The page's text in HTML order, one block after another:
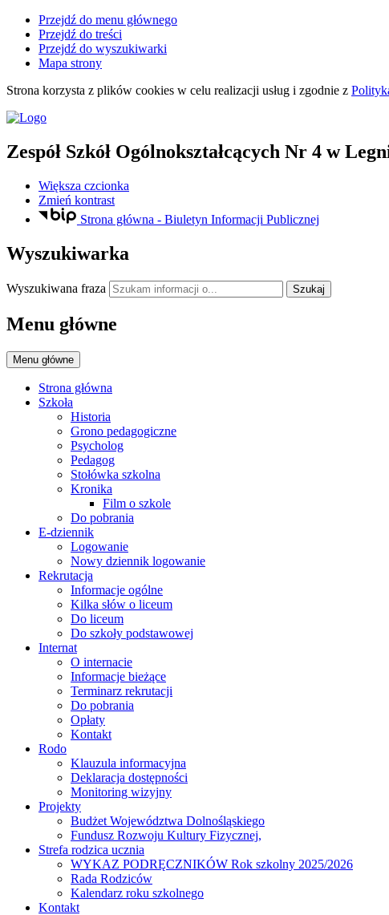
Przejdź do menu głównego
Przejdź do treści
Przejdź do wyszukiwarki
Mapa strony
Strona korzysta z plików cookies w celu realizacji usług i zgodnie z
Zespół Szkół Ogólnokształcących Nr 4 w
Większa czcionka
Zmień kontrast
Strona główna - Biuletyn Informacji Publicznej
Wyszukiwarka
Wyszukiwana fraza Szukaj
Menu główne
Menu główne
Strona główna
Szkoła
Historia
Grono pedagogiczne
Psycholog
Pedagog
Stołówka szkolna
Kronika
Film o szkole
Do pobrania
E-dziennik
Logowanie
Nowy dziennik logowanie
Rekrutacja
Informacje ogólne
Kilka słów o liceum
Do liceum
Do szkoły podstawowej
Internat
O internacie
Informacje bieżące
Terminarz rekrutacji
Do pobrania
Opłaty
Kontakt
Rodo
Klauzula informacyjna
Deklaracja dostępności
Monitoring wizyjny
Projekty
Budżet Województwa Dolnośląskiego
Fundusz Rozwoju Kultury Fizycznej,
Strefa rodzica ucznia
WYKAZ PODRĘCZNIKÓW Rok szkolny 2025/2026
Rada Rodziców
Kalendarz roku szkolnego
Kontakt